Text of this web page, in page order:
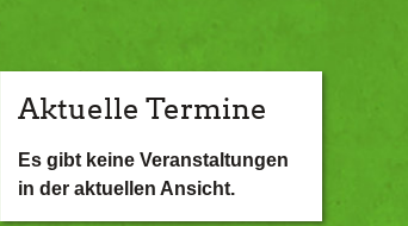
Aktuelle Termine
Es gibt keine Veranstaltungen
in der aktuellen Ansicht.